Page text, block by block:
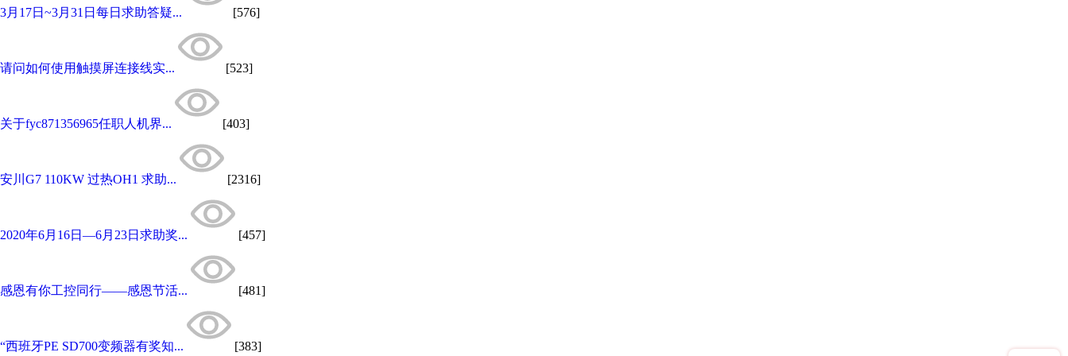
3月17日~3月31日每日求助答疑... [576]
请问如何使用触摸屏连接线实... [523]
关于fyc871356965任职人机界... [403]
安川G7 110KW 过热OH1 求助... [2316]
2020年6月16日—6月23日求助奖... [457]
感恩有你工控同行——感恩节活... [481]
“西班牙PE SD700变频器有奖知... [383]